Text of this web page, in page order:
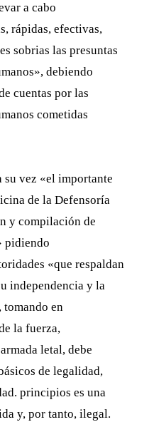
a cabo
rápidas, efectivas,
sobrias las presuntas
debiendo
cuentas por las
cometidas
su vez «el importante
de la Defensoría
y compilación de
pidiendo
«que respaldan
independencia y la
tomando en
la fuerza,
letal, debe
de legalidad,
principios es una
y, por tanto, ilegal.